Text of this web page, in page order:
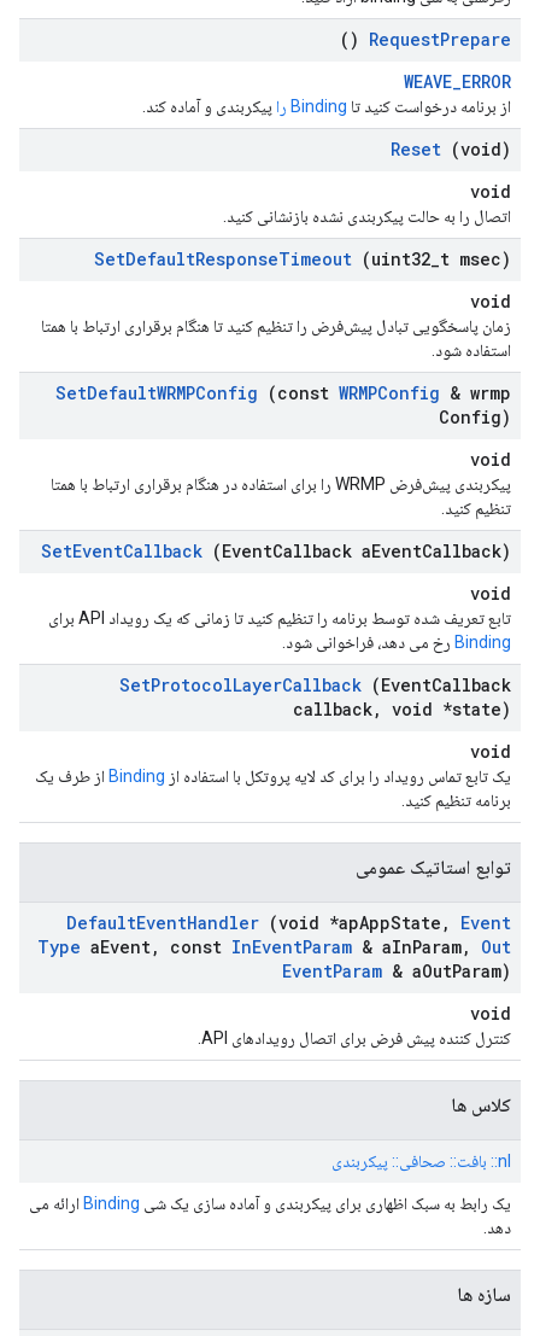
RequestPrepare
()
WEAVE_ERROR
از برنامه درخواست کنید تا Binding را پیکربندی و آماده کند.
Reset (void)
void
اتصال را به حالت پیکربندی نشده بازنشانی کنید.
SetDefaultResponseTimeout (uint32 t msec)
void
زمان پاسخگویی تبادل پیش‌فرض را تنظیم کنید تا هنگام برقراری ارتباط با همتا
استفاده شود.
SetDefaultWRMPConfig (const WRMPConfig & wrmp
Config)
void
پیکربندی پیش‌فرض WRMP را برای استفاده در هنگام برقراری ارتباط با همتا
تنظیم کنید.
SetEventCallback (EventCallback aEventCallback)
void
تابع تعریف شده توسط برنامه را تنظیم کنید تا زمانی که یک رویداد API برای
Binding رخ می دهد، فراخوانی شود.
SetProtocolLayerCallback (EventCallback
callback, void *state)
void
یک تابع تماس رویداد را برای کد لایه پروتکل با استفاده از Binding از طرف یک
برنامه تنظیم کنید.
توابع استاتیک عمومی
DefaultEventHandler (void *apAppState ,
Event
Type aEvent, const InEventParam & aInParam,
Out
EventParam & aOutParam)
void
کنترل کننده پیش فرض برای اتصال رویدادهای API.
کلاس ها
nl:: بافت:: صحافی:: پیکربندی
یک رابط به سبک اظهاری برای پیکربندی و آماده سازی یک شی Binding ارائه می
دهد.
سازه ها